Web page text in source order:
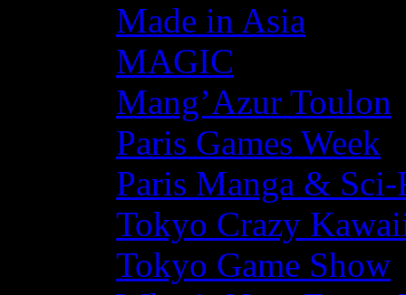
Made in Asia
MAGIC
Mang’Azur Toulon
Paris Games Week
Paris Manga &
Tokyo Crazy
Tokyo Game Show